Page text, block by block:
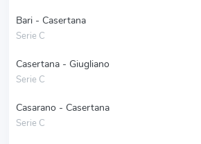
Bari - Casertana
Serie C
Casertana - Giugliano
Serie C
Casarano - Casertana
Serie C